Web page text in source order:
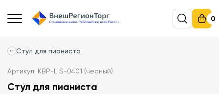
0
Стул для пианиста
Артикул: КВР-L S-0401 (черный)
Стул для пианиста